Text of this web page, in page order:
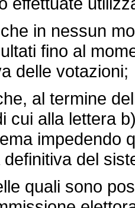
in nessun
fino al
delle votazioni;
al termine
cui alla lettera
impedendo
del
quali sono